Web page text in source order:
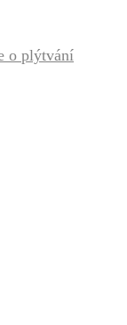
o plýtvání